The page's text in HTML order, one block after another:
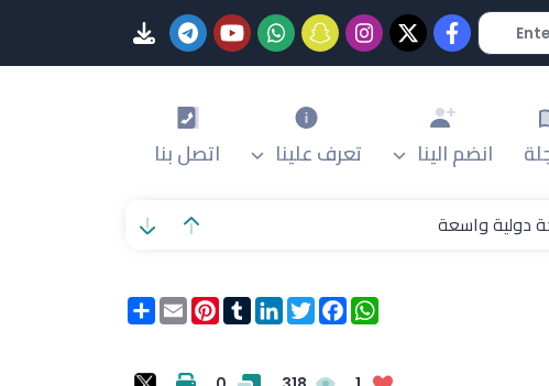
انضم الينا تعرف علينا اتصل بنا
دولية واسعة
انشرEmail
PinterestTumblrLinkedInTwitter
Facebook
WhatsApp